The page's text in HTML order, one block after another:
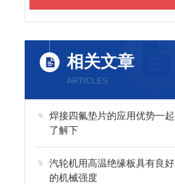
相关文章
ARTICLES
焊接四氟垫片的应用优势一起
了解下
汽轮机用高温绝缘板具有良好
的机械强度